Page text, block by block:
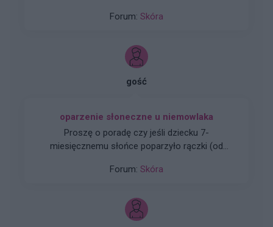
Forum: Skóra
gość
oparzenie słoneczne u niemowlaka
Proszę o poradę czy jeśli dziecku 7-
miesięcznemu słońce poparzyło rączki (od
bąbli to czy dziecku coś grozi po takim
panthenol. Skóra zagoiła się w ciągu kilku dni, z
jednej rączki delikatnie zeszła skórka. Nie
Forum: Skóra